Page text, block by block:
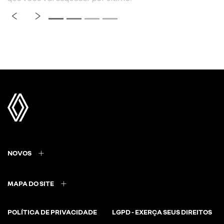
NOVOS
MAPA DO SITE
POLÍTICA DE PRIVACIDADE LGPD - EXERÇA SEUS DIREITOS